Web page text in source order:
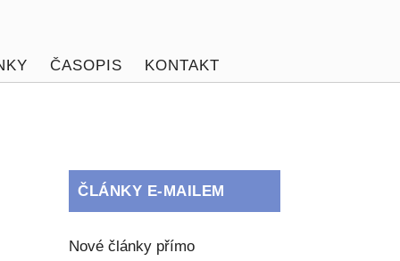
ČASOPIS KONTAKT
ČLÁNKY E-MAILEM
Nové články přímo